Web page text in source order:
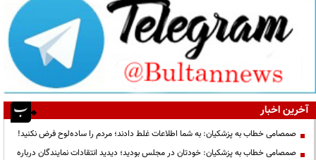
آخرین اخبار
صمصامی خطاب به پزشکیان: به شما اطلاعات غلط دادند؛ مردم را ساده‌لوح فرض نکنید!
صمصامی خطاب به پزشکیان: خودتان در مجلس بودید؛ دیدید انتقادات نمایندگان درباره